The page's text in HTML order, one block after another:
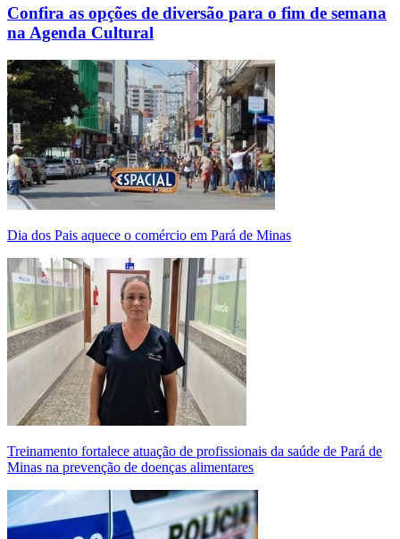
Confira as opções de diversão para o fim de semana
na Agenda Cultural
Dia dos Pais aquece o comércio em Pará de Minas
Treinamento fortalece atuação de profissionais da saúde de Pará de
Minas na prevenção de doenças alimentares